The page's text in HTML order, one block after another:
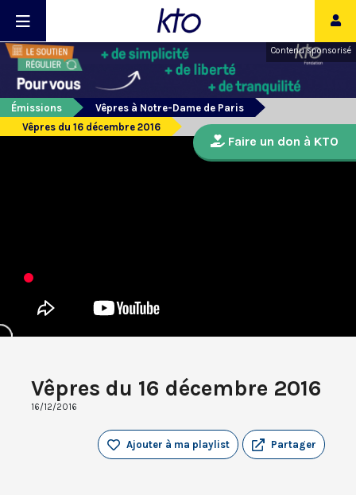
Contenu sponsorisé
Émissions
Vêpres à Notre-Dame de Paris
Vêpres du 16 décembre 2016
Vêpres du 16 décembre 2016
16/12/2016
Partager
Ajouter à ma playlist
Faire un don à KTO